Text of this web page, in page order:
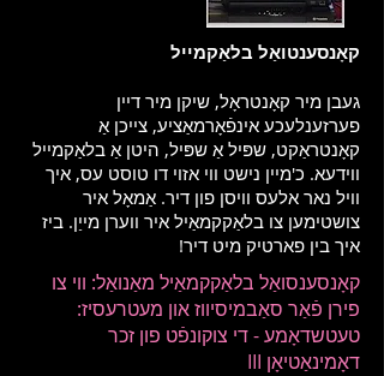
קאָנסענטואַל בלאַקמייל
געבן מיר קאָנטראָל, שיקן מיר דיין
פערזענלעכע אינפֿאָרמאַציע, צייכן אַ
קאָנטראַקט, שפּיל אַ שפּיל, היטן אַ בלאַקמייל
ווידעא. כ'מיין נישט ווי אזוי דו טוסט עס, איך
וויל נאר אלעס וויסן פון דיר. אַמאָל איר
צושטימען צו בלאַקקמאַיל איר ווערן מייַן. ביז
איך בין פארטיק מיט דיר!
קאָנסענסואַל בלאַקקמאַיל מאַנואַל: ווי צו
פירן פֿאַר סאַבמיסיווז און מעטרעסיז:
טעטשדאָמע - די צוקונפֿט פון זכר
דאָמינאַטיאָן III